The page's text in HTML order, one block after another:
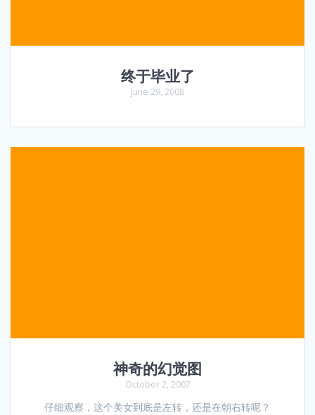
终于毕业了
June 29, 2008
神奇的幻觉图
October 2, 2007
仔细观察，这个美女到底是左转，还是在朝右转呢？